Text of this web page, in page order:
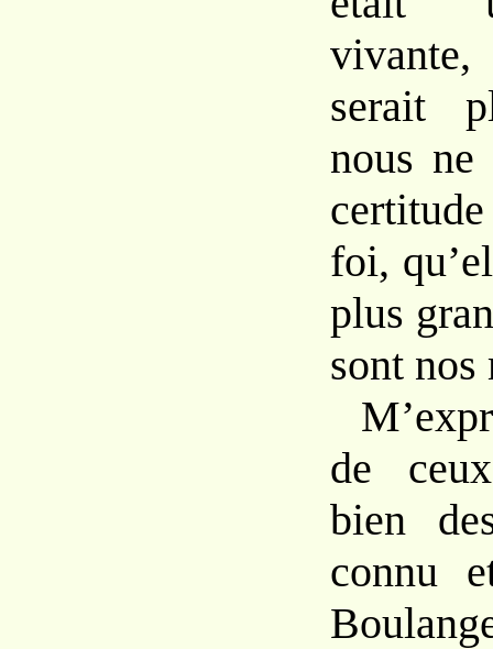
serait
nous ne
foi,
plus
sont nos
de
bien
connu